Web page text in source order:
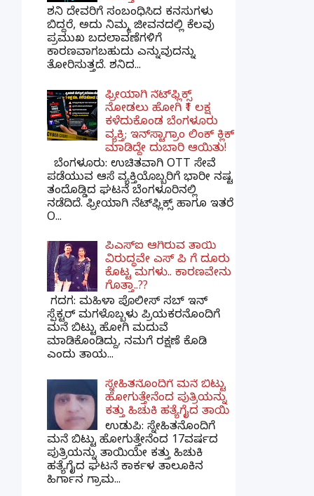
ಶನಿ ದೇವರಿಗೆ ಸಂಬಂಧಿಸಿದ ಕನಸುಗಳು
ಬಿದ್ದರೆ, ಅದು ನಿಮ್ಮ ಜೀವನದಲ್ಲಿ ಕೆಲವು
ಪ್ರಮುಖ ಬದಲಾವಣೆಗಳಿಗೆ
ಕಾರಣವಾಗಬಹುದು ಎನ್ನುವುದನ್ನು
ತೋರಿಸುತ್ತದೆ. ಶನಿದ...
ಫ್ರೀಯಾಗಿ ನೆಟ್‌ಫ್ಲಿಕ್ಸ್
ನೋಡಲು ಹೋಗಿ ₹1 ಲಕ್ಷ
ಕಳೆದುಕೊಂಡ ಬೆಂಗಳೂರು
ವ್ಯಕ್ತಿ; ಇನ್‌ಸ್ಟಾಗ್ರಾಂ ಲಿಂಕ್ ಕ್ಲಿಕ್
ಮಾಡಿದ್ದೇ ದುಬಾರಿ ಆಯಿತು!
ಬೆಂಗಳೂರು: ಉಚಿತವಾಗಿ OTT ಸೇವೆ
ಪಡೆಯುವ ಆಸೆ ವ್ಯಕ್ತಿಯೊಬ್ಬರಿಗೆ ಭಾರೀ ನಷ್ಟ
ತಂದೊಡ್ಡಿದ ಘಟನೆ ಬೆಂಗಳೂರಿನಲ್ಲಿ
ನಡೆದಿದೆ. ಫ್ರೀಯಾಗಿ ನೆಟ್‌ಫ್ಲಿಕ್ಸ್ ಹಾಗೂ ಇತರೆ
O...
ಪಿಎಸ್​ಐ ಆಗಿರುವ ತಾಯಿ
ವಿರುದ್ಧವೇ ಎಸ್ ಪಿ ಗೆ ದೂರು
ಕೊಟ್ಟ ಮಗಳು.. ಕಾರಣವೇನು
ಗೊತ್ತಾ..??
ಗದಗ​: ಮಹಿಳಾ ಪೊಲೀಸ್​ ಸಬ್ ​ಇನ್​
ಸ್ಪೆಕ್ಟರ್​ ಮಗಳೊಬ್ಬಳು ಪ್ರಿಯಕರನೊಂದಿಗೆ
ಮನೆ ಬಿಟ್ಟು ಹೋಗಿ ಮದುವೆ
ಮಾಡಿಕೊಂಡಿದ್ದು, ನಮಗೆ ರಕ್ಷಣೆ ಕೊಡಿ
ಎಂದು ತಾಯ...
ಸ್ನೇಹಿತನೊಂದಿಗೆ ಮನೆ ಬಿಟ್ಟು
ಹೋಗುತ್ತೇನೆಂದ ಪುತ್ರಿಯನ್ನು
ಕತ್ತು ಹಿಚುಕಿ ಹತ್ಯೆಗೈದ ತಾಯಿ
ಉಡುಪಿ: ಸ್ನೇಹಿತನೊಂದಿಗೆ
ಮನೆ ಬಿಟ್ಟು ಹೋಗುತ್ತೇನೆಂದ 17ವರ್ಷದ
ಪುತ್ರಿಯನ್ನು ತಾಯಿಯೇ ಕತ್ತು ಹಿಚುಕಿ
ಹತ್ಯೆಗೈದ ಘಟನೆ ಕಾರ್ಕಳ ತಾಲೂಕಿನ
ಹಿರ್ಗಾನ ಗ್ರಾಮ...